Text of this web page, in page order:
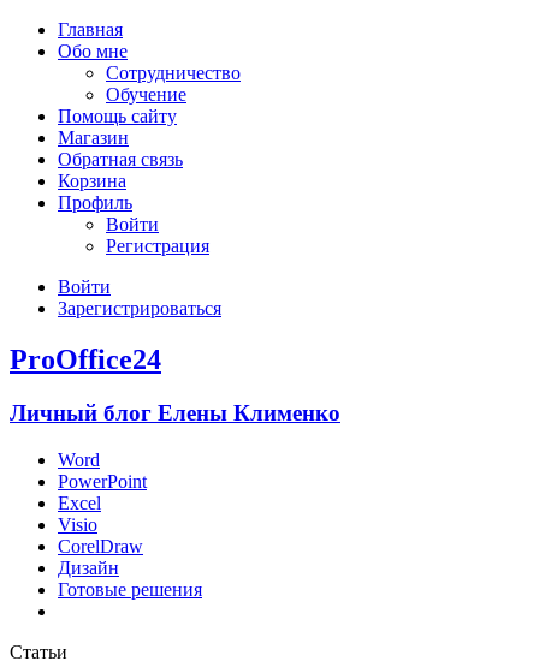
Главная
Обо мне
Сотрудничество
Обучение
Помощь сайту
Магазин
Обратная связь
Корзина
Профиль
Войти
Регистрация
Войти
Зарегистрироваться
ProOffice24
Личный блог Елены Клименко
Word
PowerPoint
Excel
Visio
CorelDraw
Дизайн
Готовые решения
Статьи